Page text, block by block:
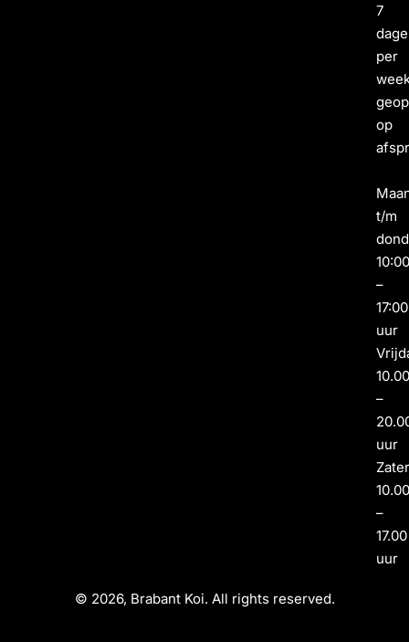
7
per
op
t/m
–
17:00
uur
–
uur
–
17.00
uur
© 2026, Brabant Koi. All rights reserved.